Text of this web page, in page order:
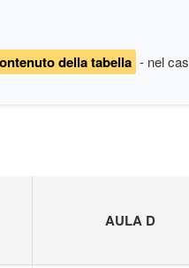
della tabella - nel
AULA D